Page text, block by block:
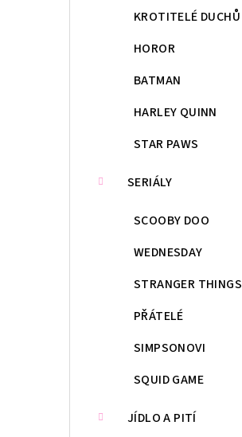
KROTITELÉ DUCHŮ
HOROR
BATMAN
HARLEY QUINN
STAR PAWS
SERIÁLY
SCOOBY DOO
WEDNESDAY
STRANGER THINGS
PŘÁTELÉ
SIMPSONOVI
SQUID GAME
JÍDLO A PITÍ